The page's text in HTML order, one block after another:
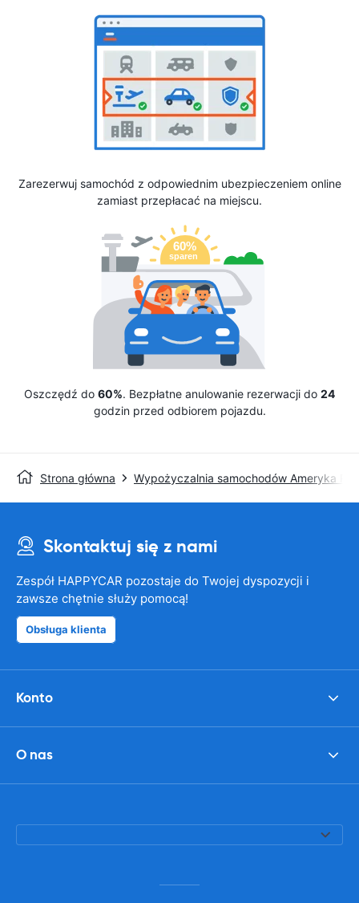
Zarezerwuj samochód z odpowiednim ubezpieczeniem online
zamiast przepłacać na miejscu.
Oszczędź do 60%. Bezpłatne anulowanie rezerwacji do 24
godzin przed odbiorem pojazdu.
Strona główna Wypożyczalnia samochodów Ameryka
Skontaktuj się z nami
Zespół HAPPYCAR pozostaje do Twojej dyspozycji i
zawsze chętnie służy pomocą!
Obsługa klienta
Konto
O nas